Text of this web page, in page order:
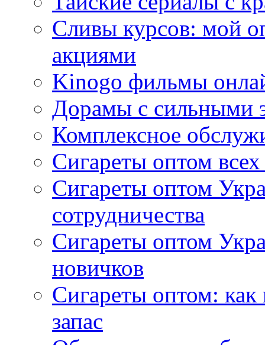
Сливы курсов: мой
акциями
Kinogo фильмы
Дорамы с сильными
Комплексное
Сигареты оптом
Сигареты оптом
сотрудничества
Сигареты оптом
новичков
Сигареты оптом:
запас